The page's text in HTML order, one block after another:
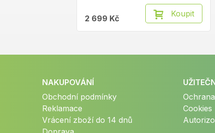
2 699 Kč Koupit
NAKUPOVÁNÍ
Obchodní podmínky
Reklamace
Vrácení zboží do 14 dnů
Cookies